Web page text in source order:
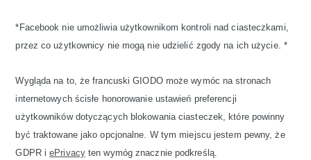
*Facebook nie umożliwia użytkownikom kontroli nad ciasteczkami,
przez co użytkownicy nie mogą nie udzielić zgody na ich użycie. *
Wygląda na to, że francuski GIODO może wymóc na stronach
internetowych ścisłe honorowanie ustawień preferencji
użytkowników dotyczących blokowania ciasteczek, które powinny
być traktowane jako opcjonalne. W tym miejscu jestem pewny, że
GDPR iePrivacyten wymóg znacznie podkreślą.